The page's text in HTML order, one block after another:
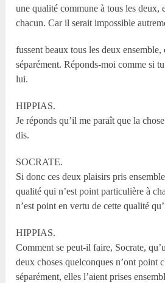
une qualité commune à tous les deux,
chacun. Car il serait impossible
fussent beaux tous les deux ensemble,
séparément. Réponds-moi comme si
lui.
HIPPIAS.
Je réponds qu’il me paraît que la
dis.
SOCRATE.
Si donc ces deux plaisirs pris
qualité qui n’est point particulière à
n’est point en vertu de cette qualité
HIPPIAS.
Comment se peut-il faire, Socrate,
deux choses quelconques n’ont point
séparément, elles l’aient prises